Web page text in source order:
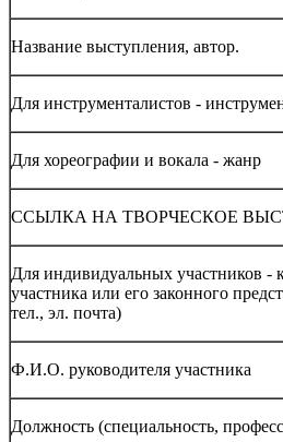
Название выступления, автор.
Для инструменталистов -
Для хореографии и вокала - жанр
ССЫЛКА НА ТВОРЧЕСКОЕ
Для индивидуальных участников -
участника или его законного
тел., эл. почта)
Ф.И.О. руководителя участника
Должность (специальность,